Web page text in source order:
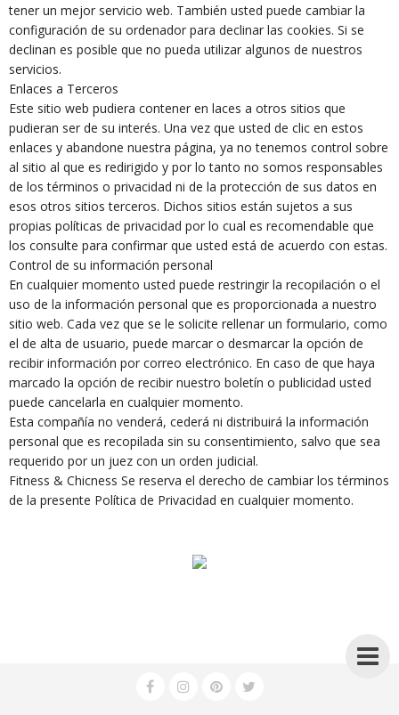
tener un mejor servicio web. También usted puede cambiar la
configuración de su ordenador para declinar las cookies. Si se
declinan es posible que no pueda utilizar algunos de nuestros
servicios.
Enlaces a Terceros
Este sitio web pudiera contener en laces a otros sitios que
pudieran ser de su interés. Una vez que usted de clic en estos
enlaces y abandone nuestra página, ya no tenemos control sobre
al sitio al que es redirigido y por lo tanto no somos responsables
de los términos o privacidad ni de la protección de sus datos en
esos otros sitios terceros. Dichos sitios están sujetos a sus
propias políticas de privacidad por lo cual es recomendable que
los consulte para confirmar que usted está de acuerdo con estas.
Control de su información personal
En cualquier momento usted puede restringir la recopilación o el
uso de la información personal que es proporcionada a nuestro
sitio web. Cada vez que se le solicite rellenar un formulario, como
el de alta de usuario, puede marcar o desmarcar la opción de
recibir información por correo electrónico. En caso de que haya
marcado la opción de recibir nuestro boletín o publicidad usted
puede cancelarla en cualquier momento.
Esta compañía no venderá, cederá ni distribuirá la información
personal que es recopilada sin su consentimiento, salvo que sea
requerido por un juez con un orden judicial.
Fitness & Chicness Se reserva el derecho de cambiar los términos
de la presente Política de Privacidad en cualquier momento.